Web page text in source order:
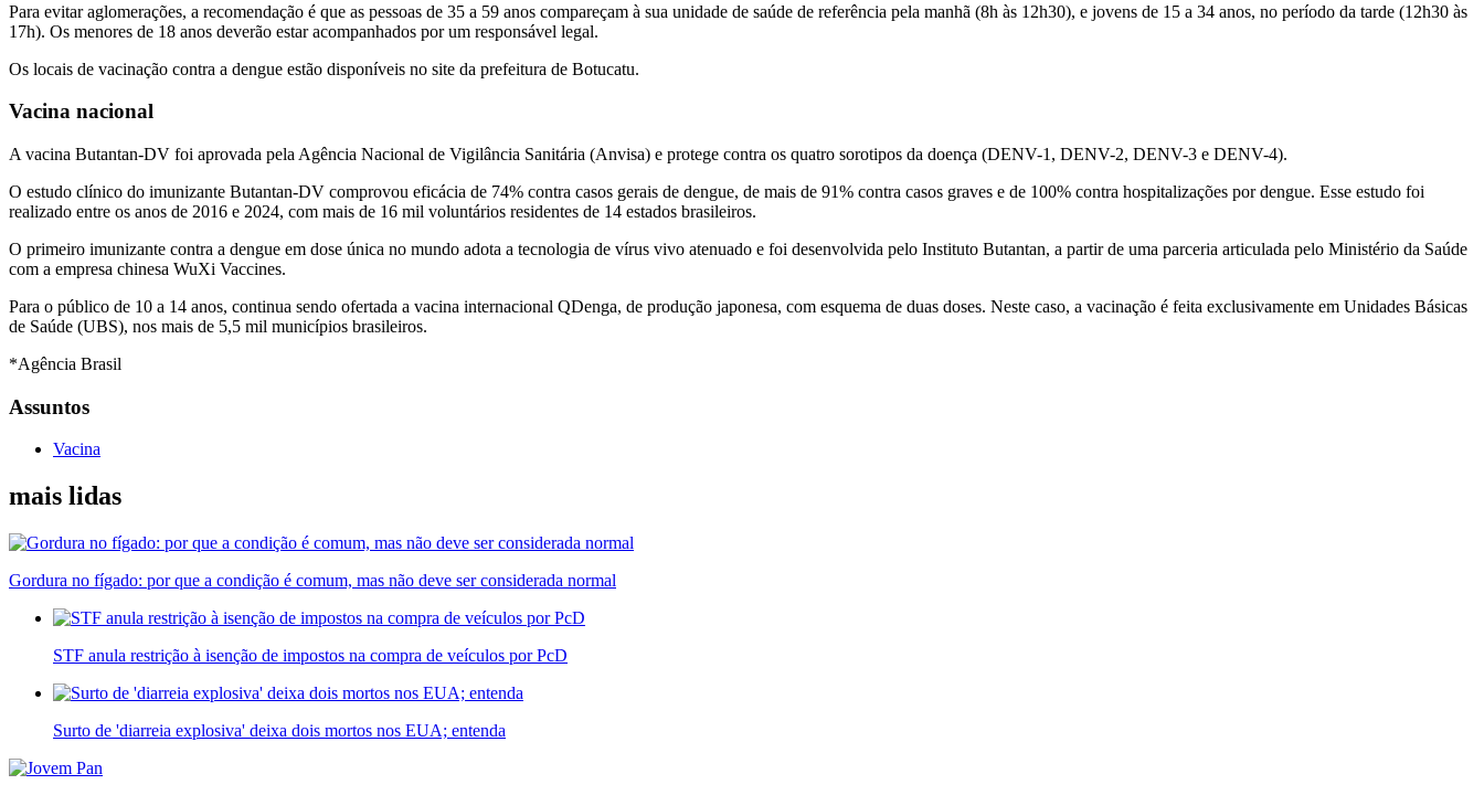
Para evitar aglomerações, a recomendação é que as pessoas de 35 a 59 anos compareçam à sua unidade de saúde de referência pela manhã (8h às 12h30), e jovens de 15 a 34 anos, no período da tarde (12h30 às
17h). Os menores de 18 anos deverão estar acompanhados por um responsável legal.
Os locais de vacinação contra a dengue estão disponíveis no site da prefeitura de Botucatu.
Vacina nacional
A vacina Butantan-DV foi aprovada pela Agência Nacional de Vigilância Sanitária (Anvisa) e protege contra os quatro sorotipos da doença (DENV-1, DENV-2, DENV-3 e DENV-4).
O estudo clínico do imunizante Butantan-DV comprovou eficácia de 74% contra casos gerais de dengue, de mais de 91% contra casos graves e de 100% contra hospitalizações por dengue. Esse estudo foi
realizado entre os anos de 2016 e 2024, com mais de 16 mil voluntários residentes de 14 estados brasileiros.
O primeiro imunizante contra a dengue em dose única no mundo adota a tecnologia de vírus vivo atenuado e foi desenvolvida pelo Instituto Butantan, a partir de uma parceria articulada pelo Ministério da Saúde
com a empresa chinesa WuXi Vaccines.
Para o público de 10 a 14 anos, continua sendo ofertada a vacina internacional QDenga, de produção japonesa, com esquema de duas doses. Neste caso, a vacinação é feita exclusivamente em Unidades Básicas
de Saúde (UBS), nos mais de 5,5 mil municípios brasileiros.
*Agência Brasil
Assuntos
Vacina
mais lidas
Gordura no fígado: por que a condição é comum, mas não deve ser considerada normal
STF anula restrição à isenção de impostos na compra de veículos por PcD
Surto de 'diarreia explosiva' deixa dois mortos nos EUA; entenda